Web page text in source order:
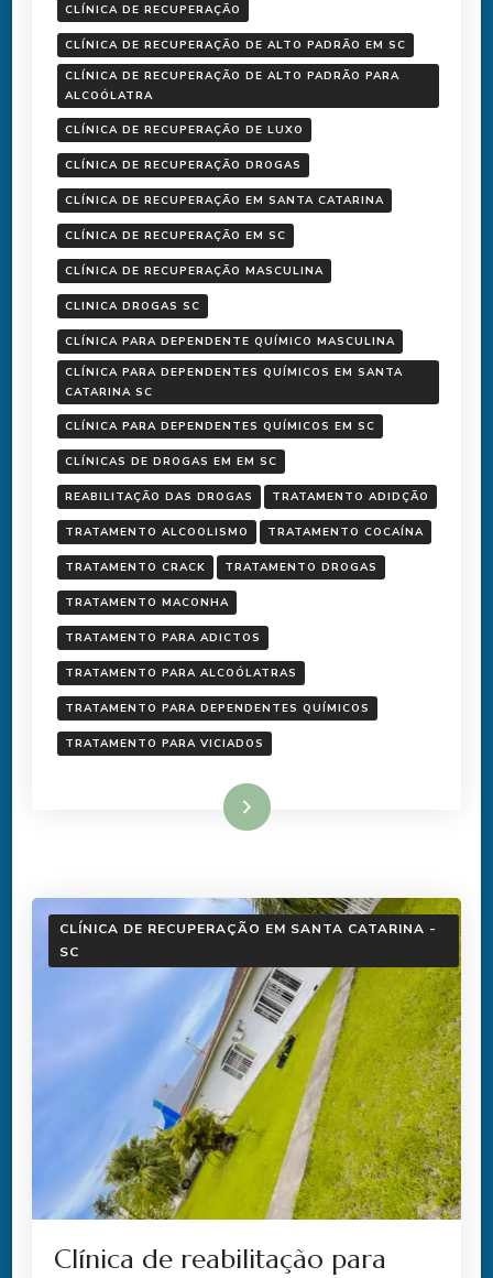
CLÍNICA DE RECUPERAÇÃO
CLÍNICA DE RECUPERAÇÃO DE ALTO PADRÃO EM SC
CLÍNICA DE RECUPERAÇÃO DE ALTO PADRÃO PARA
ALCOÓLATRA
CLÍNICA DE RECUPERAÇÃO DE LUXO
CLÍNICA DE RECUPERAÇÃO DROGAS
CLÍNICA DE RECUPERAÇÃO EM SANTA CATARINA
CLÍNICA DE RECUPERAÇÃO EM SC
CLÍNICA DE RECUPERAÇÃO MASCULINA
CLINICA DROGAS SC
CLÍNICA PARA DEPENDENTE QUÍMICO MASCULINA
CLÍNICA PARA DEPENDENTES QUÍMICOS EM SANTA
CATARINA SC
CLÍNICA PARA DEPENDENTES QUÍMICOS EM SC
CLÍNICAS DE DROGAS EM EM SC
REABILITAÇÃO DAS DROGAS TRATAMENTO ADIDÇÃO
TRATAMENTO ALCOOLISMO TRATAMENTO COCAÍNA
TRATAMENTO CRACK TRATAMENTO DROGAS
TRATAMENTO MACONHA
TRATAMENTO PARA ADICTOS
TRATAMENTO PARA ALCOÓLATRAS
TRATAMENTO PARA DEPENDENTES QUÍMICOS
TRATAMENTO PARA VICIADOS
Ler mais
CLÍNICA DE RECUPERAÇÃO EM SANTA CATARINA -
SC
Clínica de reabilitação para